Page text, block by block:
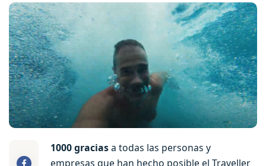
1000 graciasa todas las personas y
empresas que han hecho posible el Traveller